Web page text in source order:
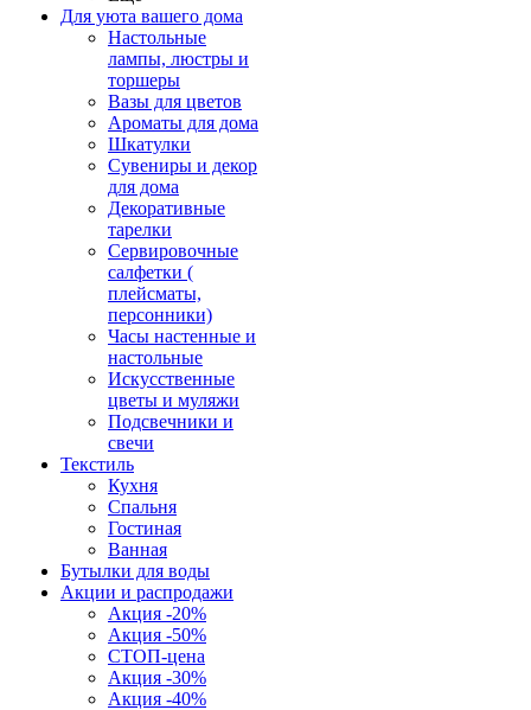
Для уюта вашего дома
Настольные
лампы, люстры и
торшеры
Вазы для цветов
Ароматы для дома
Шкатулки
Сувениры и декор
для дома
Декоративные
тарелки
Сервировочные
салфетки (
плейсматы,
персонники)
Часы настенные и
настольные
Искусственные
цветы и муляжи
Подсвечники и
свечи
Текстиль
Кухня
Спальня
Гостиная
Ванная
Бутылки для воды
Акции и распродажи
Акция -20%
Акция -50%
СТОП-цена
Акция -30%
Акция -40%